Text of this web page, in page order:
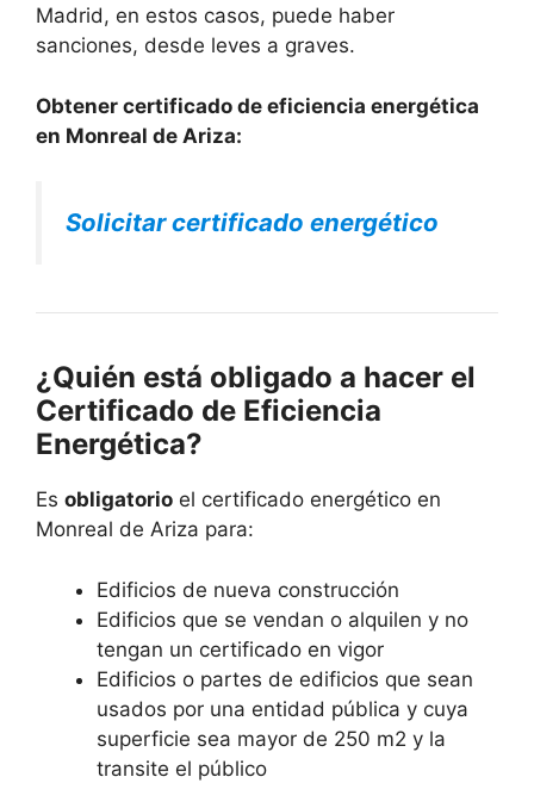
Madrid, en estos casos, puede haber
sanciones, desde leves a graves.
Obtener certificado de eficiencia energética
en Monreal de Ariza:
Solicitar certificado energético
¿Quién está obligado a hacer el
Certificado de Eficiencia
Energética?
Es obligatorio el certificado energético en
Monreal de Ariza para:
Edificios de nueva construcción
Edificios que se vendan o alquilen y no
tengan un certificado en vigor
Edificios o partes de edificios que sean
usados por una entidad pública y cuya
superficie sea mayor de 250 m2 y la
transite el público